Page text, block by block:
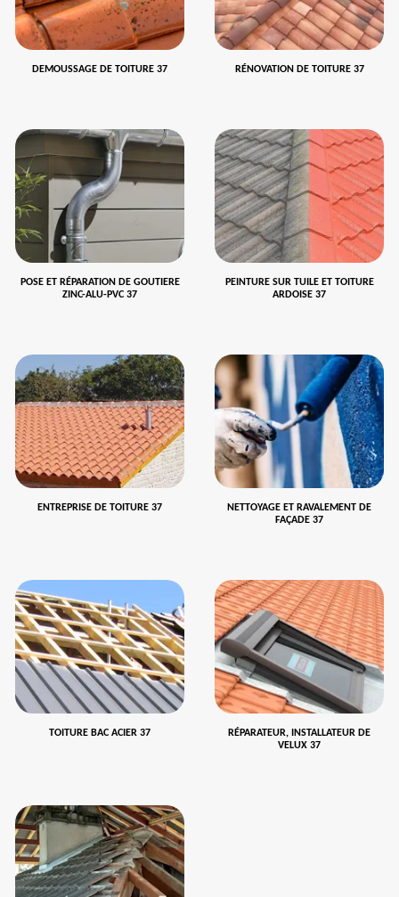
DEMOUSSAGE DE TOITURE 37 RÉNOVATION DE TOITURE 37
POSE ET RÉPARATION DE GOUTIERE
ZINC-ALU-PVC 37
PEINTURE SUR TUILE ET TOITURE
ARDOISE 37
ENTREPRISE DE TOITURE 37
NETTOYAGE ET RAVALEMENT DE
FAÇADE 37
TOITURE BAC ACIER 37
RÉPARATEUR, INSTALLATEUR DE
VELUX 37